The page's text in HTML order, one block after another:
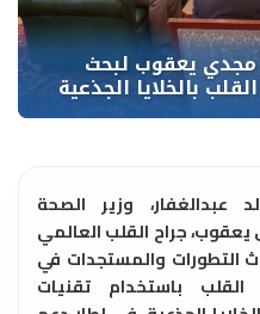
عبدالغفار، وزير الصحة
جراح القلب العالمي
التطورات والمستجدات في
باستخدام تقنيات